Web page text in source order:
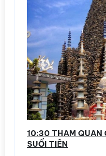
10:30 THAM QUAN
SUỐI TIÊN